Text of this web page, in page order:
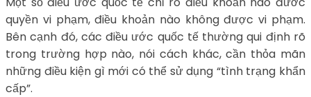
quyền vi phạm, điều khoản nào không được vi phạm.
Bên cạnh đó, các điều ước quốc tế thường qui định rõ
trong trường hợp nào, nói cách khác, cần thỏa mãn
những điều kiện gì mới có thể sử dụng “tình trạng khẩn
cấp”.